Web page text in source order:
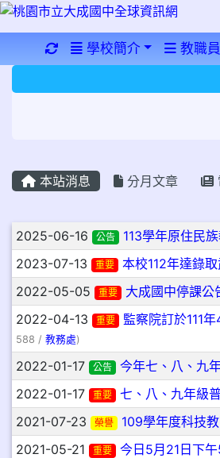
重新取得佈景設定
學校簡介 教職
本站消息 分月文章
文章列表
2025-06-16 公告 113學年原住民
2023-07-13 重要 本校112年達錄
2022-05-05 重要 大成國中停課公
2022-04-13 重要 監察院訂於111
588 / 教務處)
2022-01-17 公告 今年七、八、九
2022-01-17 重要 七、八、九年級
2021-07-23 榮譽 109學年度科技
2021-05-21 重要 今日5月21日下